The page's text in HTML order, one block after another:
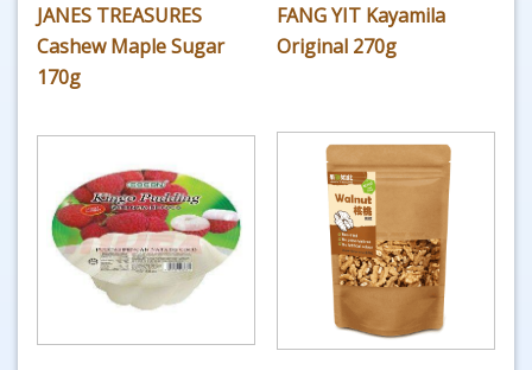
JANES TREASURES
Cashew Maple Sugar
170g
FANG YIT Kayamila
Original 270g